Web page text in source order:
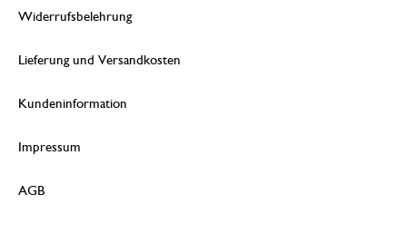
Widerrufsbelehrung
Lieferung und Versandkosten
Kundeninformation
Impressum
AGB